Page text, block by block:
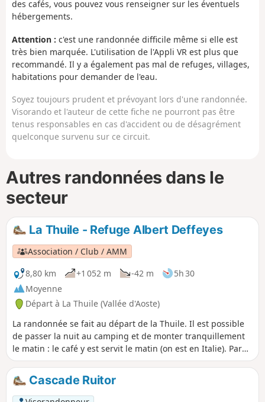
des cafés, vous pouvez vous renseigner sur les éventuels
hébergements.
Attention : c'est une randonnée difficile même si elle est
très bien marquée. L'utilisation de l'Appli VR est plus que
recommandé. Il y a également pas mal de refuges, villages,
habitations pour demander de l'eau.
Soyez toujours prudent et prévoyant lors d'une randonnée.
Visorando et l'auteur de cette fiche ne pourront pas être
tenus responsables en cas d'accident ou de désagrément
quelconque survenu sur ce circuit.
Autres randonnées dans le
secteur
La Thuile - Refuge Albert Deffeyes
Association / Club / AMM
8,80 km
+1 052 m -42 m
5h 30
Moyenne
Départ à La Thuile (Vallée d'Aoste)
La randonnée se fait au départ de la Thuile. Il est possible
de passer la nuit au camping et de monter tranquillement
le matin : le café y est servit le matin (on est en Italie). Par
contre comme la partie camping est prêt de la rivière cela
peut être bruyant. La vue est magnifique le long de la
randonnée
Cascade Ruitor